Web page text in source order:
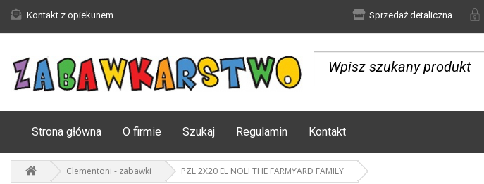
Kontakt z opiekunem Sprzedaż detaliczna
Strona główna O firmie Szukaj Regulamin Kontakt
Clementoni - zabawki PZL 2X20 EL NOLI THE FARMYARD FAMILY